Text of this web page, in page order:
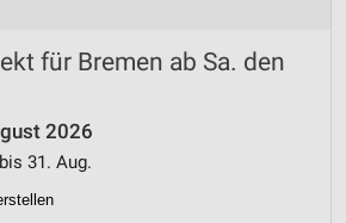
für Bremen ab Sa. den
2026
31. Aug.